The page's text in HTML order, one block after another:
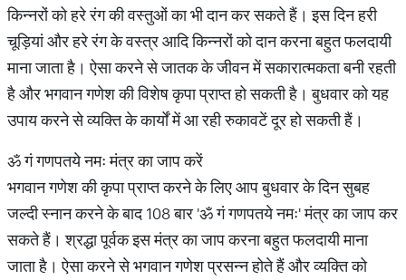
किन्नरों को हरे रंग की वस्तुओं का भी दान कर सकते हैं। इस दिन हरी
चूड़ियां और हरे रंग के वस्त्र आदि किन्नरों को दान करना बहुत फलदायी
माना जाता है। ऐसा करने से जातक के जीवन में सकारात्मकता बनी रहती
है और भगवान गणेश की विशेष कृपा प्राप्त हो सकती है। बुधवार को यह
उपाय करने से व्यक्ति के कार्यों में आ रही रुकावटें दूर हो सकती हैं।
ॐ गं गणपतये नमः मंत्र का जाप करें
भगवान गणेश की कृपा प्राप्त करने के लिए आप बुधवार के दिन सुबह
जल्दी स्नान करने के बाद 108 बार 'ॐ गं गणपतये नमः' मंत्र का जाप कर
सकते हैं। श्रद्धा पूर्वक इस मंत्र का जाप करना बहुत फलदायी माना
जाता है। ऐसा करने से भगवान गणेश प्रसन्न होते हैं और व्यक्ति को